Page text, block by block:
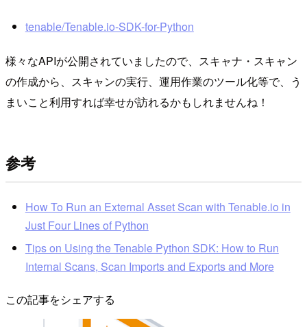
tenable/Tenable.io-SDK-for-Python
様々なAPIが公開されていましたので、スキャナ・スキャン
の作成から、スキャンの実行、運用作業のツール化等で、う
まいこと利用すれば幸せが訪れるかもしれませんね！
参考
How To Run an External Asset Scan with Tenable.io in
Just Four Lines of Python
Tips on Using the Tenable Python SDK: How to Run
Internal Scans, Scan Imports and Exports and More
この記事をシェアする